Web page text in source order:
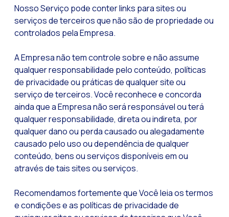
Nosso Serviço pode conter links para sites ou
serviços de terceiros que não são de propriedade ou
controlados pela Empresa.
A Empresa não tem controle sobre e não assume
qualquer responsabilidade pelo conteúdo, políticas
de privacidade ou práticas de qualquer site ou
serviço de terceiros. Você reconhece e concorda
ainda que a Empresa não será responsável ou terá
qualquer responsabilidade, direta ou indireta, por
qualquer dano ou perda causado ou alegadamente
causado pelo uso ou dependência de qualquer
conteúdo, bens ou serviços disponíveis em ou
através de tais sites ou serviços.
Recomendamos fortemente que Você leia os termos
e condições e as políticas de privacidade de